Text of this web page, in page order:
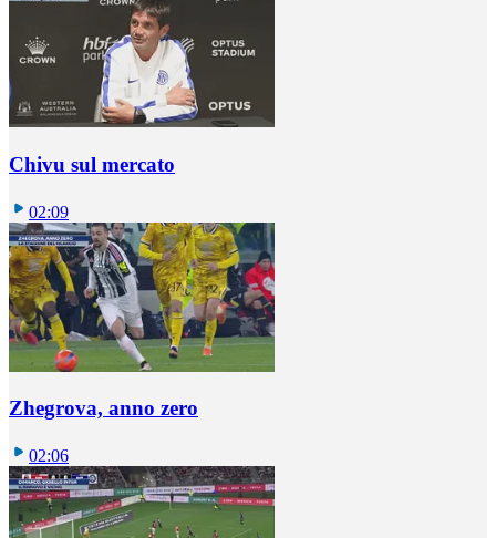
Chivu sul mercato
02:09
Zhegrova, anno zero
02:06